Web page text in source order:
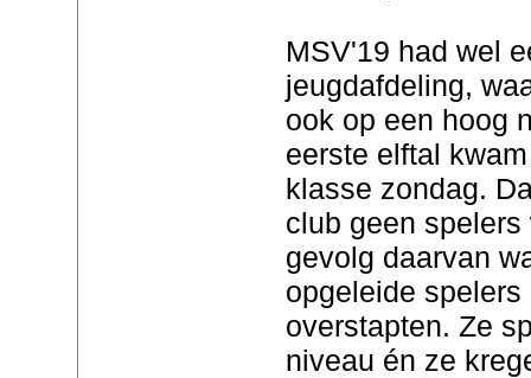
MSV'19 had wel
jeugdafdeling,
ook op een hoog
eerste elftal
klasse zondag.
club geen
gevolg daarvan
opgeleide
overstapten. Ze
niveau én ze